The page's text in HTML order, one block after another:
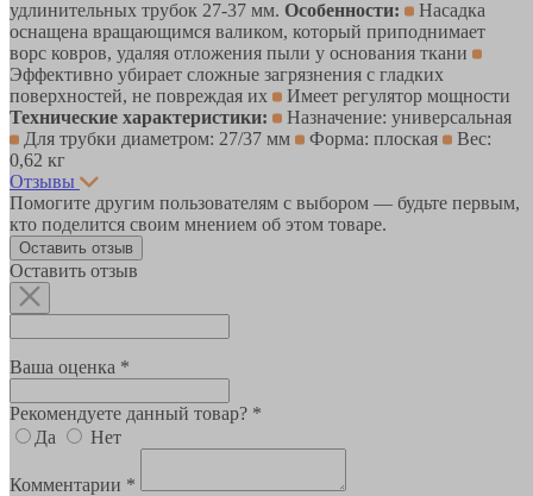
удлинительных трубок 27-37 мм. Особенности:
Насадка
оснащена вращающимся валиком, который приподнимает
ворс ковров, удаляя отложения пыли у основания ткани
Эффективно убирает сложные загрязнения с гладких
поверхностей, не повреждая их
Имеет регулятор мощности
Технические характеристики:
Назначение: универсальная
Для трубки диаметром: 27/37 мм
Форма: плоская
Вес:
0,62 кг
Отзывы
Помогите другим пользователям с выбором — будьте первым,
кто поделится своим мнением об этом товаре.
Оставить отзыв
Оставить отзыв
Ваша оценка *
Рекомендуете данный товар? *
Да
Нет
Комментарии *